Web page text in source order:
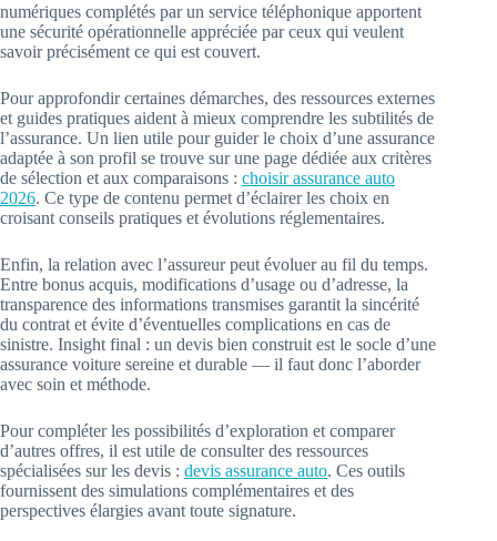
numériques complétés par un service téléphonique apportent
une sécurité opérationnelle appréciée par ceux qui veulent
savoir précisément ce qui est couvert.
Pour approfondir certaines démarches, des ressources externes
et guides pratiques aident à mieux comprendre les subtilités de
l’assurance. Un lien utile pour guider le choix d’une assurance
adaptée à son profil se trouve sur une page dédiée aux critères
de sélection et aux comparaisons : choisir assurance auto
2026. Ce type de contenu permet d’éclairer les choix en
croisant conseils pratiques et évolutions réglementaires.
Enfin, la relation avec l’assureur peut évoluer au fil du temps.
Entre bonus acquis, modifications d’usage ou d’adresse, la
transparence des informations transmises garantit la sincérité
du contrat et évite d’éventuelles complications en cas de
sinistre. Insight final : un devis bien construit est le socle d’une
assurance voiture sereine et durable — il faut donc l’aborder
avec soin et méthode.
Pour compléter les possibilités d’exploration et comparer
d’autres offres, il est utile de consulter des ressources
spécialisées sur les devis : devis assurance auto. Ces outils
fournissent des simulations complémentaires et des
perspectives élargies avant toute signature.